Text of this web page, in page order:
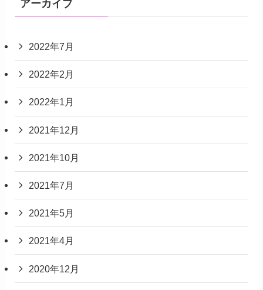
アーカイブ
2022年7月
2022年2月
2022年1月
2021年12月
2021年10月
2021年7月
2021年5月
2021年4月
2020年12月